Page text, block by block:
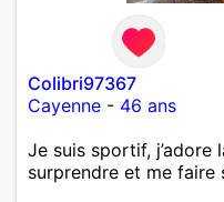
Colibri97367
Cayenne - 46 ans
Je suis sportif, j’adore
surprendre et me faire